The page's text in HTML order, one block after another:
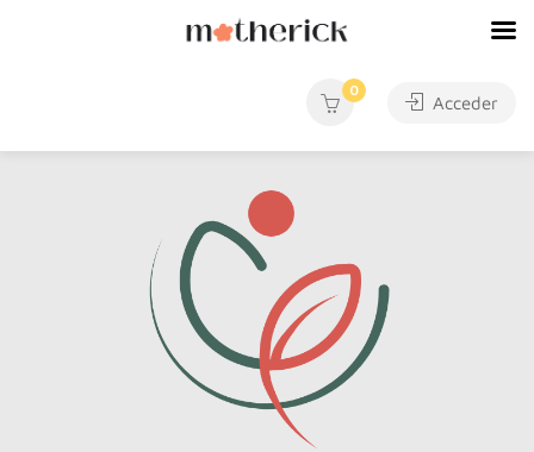
0
Acceder